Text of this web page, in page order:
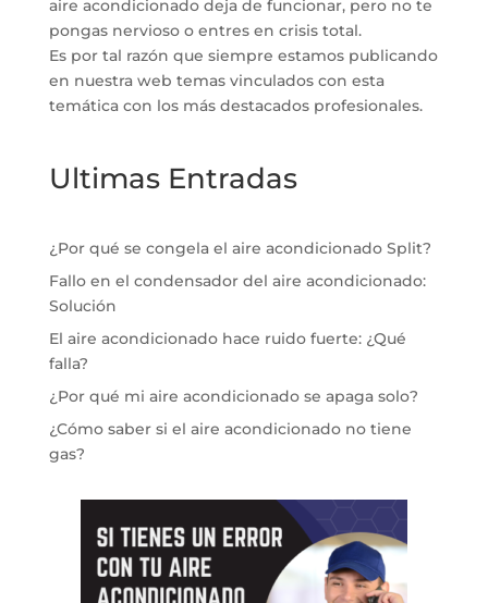
aire acondicionado deja de funcionar, pero no te
pongas nervioso o entres en crisis total.
Es por tal razón que siempre estamos publicando
en nuestra web temas vinculados con esta
temática con los más destacados profesionales.
Ultimas Entradas
¿Por qué se congela el aire acondicionado Split?
Fallo en el condensador del aire acondicionado:
Solución
El aire acondicionado hace ruido fuerte: ¿Qué
falla?
¿Por qué mi aire acondicionado se apaga solo?
¿Cómo saber si el aire acondicionado no tiene
gas?